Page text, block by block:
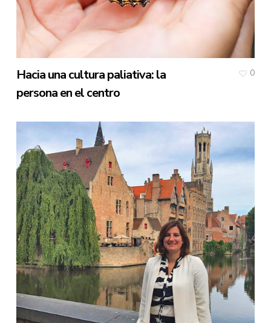
Hacia una cultura paliativa: la
persona en el centro
0